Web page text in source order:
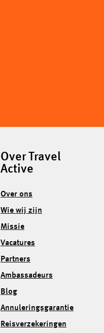
Over Travel
Active
Over ons
Wie wij zijn
Missie
Vacatures
Partners
Ambassadeurs
Blog
Annuleringsgarantie
Reisverzekeringen